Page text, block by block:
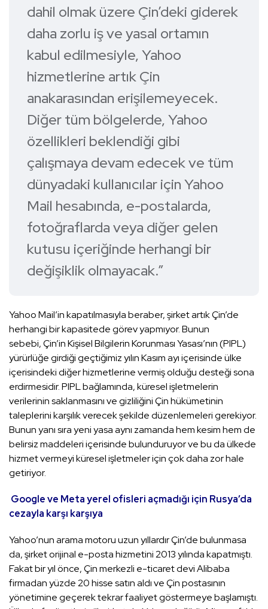
dahil olmak üzere Çin’deki giderek
daha zorlu iş ve yasal ortamın
kabul edilmesiyle, Yahoo
hizmetlerine artık Çin
anakarasından erişilemeyecek.
Diğer tüm bölgelerde, Yahoo
özellikleri beklendiği gibi
çalışmaya devam edecek ve tüm
dünyadaki kullanıcılar için Yahoo
Mail hesabında, e-postalarda,
fotoğraflarda veya diğer gelen
kutusu içeriğinde herhangi bir
değişiklik olmayacak.”
Yahoo Mail’in kapatılmasıyla beraber, şirket artık Çin’de
herhangi bir kapasitede görev yapmıyor. Bunun
sebebi, Çin’in Kişisel Bilgilerin Korunması Yasası’nın (PIPL)
yürürlüğe girdiği geçtiğimiz yılın Kasım ayı içerisinde ülke
içerisindeki diğer hizmetlerine vermiş olduğu desteği sona
erdirmesidir. PIPL bağlamında, küresel işletmelerin
verilerinin saklanmasını ve gizliliğini Çin hükümetinin
taleplerini karşılık verecek şekilde düzenlemeleri gerekiyor.
Bunun yanı sıra yeni yasa aynı zamanda hem kesim hem de
belirsiz maddeleri içerisinde bulunduruyor ve bu da ülkede
hizmet vermeyi küresel işletmeler için çok daha zor hale
getiriyor.
Google ve Meta yerel ofisleri açmadığı için Rusya’da
cezayla karşı karşıya
Yahoo’nun arama motoru uzun yıllardır Çin’de bulunmasa
da, şirket orijinal e-posta hizmetini 2013 yılında kapatmıştı.
Fakat bir yıl önce, Çin merkezli e-ticaret devi Alibaba
firmadan yüzde 20 hisse satın aldı ve Çin postasının
yönetimine geçerek tekrar faaliyet göstermeye başlamıştı.